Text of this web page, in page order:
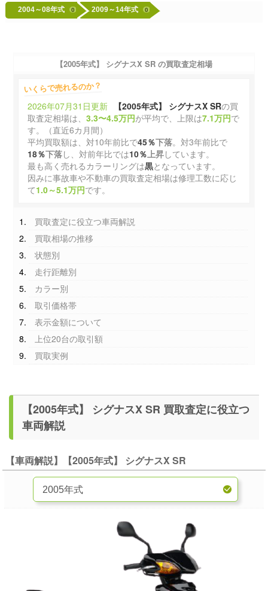
2004～08年式 0 2009～14年式 0
【2005年式】 シグナスX SR の買取査定相場
いくらで売れるのか？
2026年07月31日更新 【2005年式】 シグナスX SRの買
取査定相場は、3.3〜4.5万円が平均で、上限は7.1万円で
す。（直近6カ月間）
平均買取額は、対10年前比で45％下落。対3年前比で
18％下落し、対前年比では10％ 上昇しています。
最も高く売れるカラーリングは黒となっています。
因みに事故車や不動車の買取査定相場は修理工数に応じ
て1.0～5.1万円です。
買取査定に役立つ車両解説
買取相場の推移
状態別
走行距離別
カラー別
取引価格帯
表示金額について
上位20台の取引額
買取実例
【2005年式】 シグナスX SR 買取査定に役立つ
車両解説
【車両解説】【2005年式】 シグナスX SR